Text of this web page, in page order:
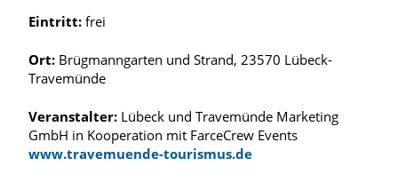
Eintritt: frei
Ort: Brügmanngarten und Strand, 23570 Lübeck-
Travemünde
Veranstalter: Lübeck und Travemünde Marketing
GmbH in Kooperation mit FarceCrew Events
www.travemuende-tourismus.de